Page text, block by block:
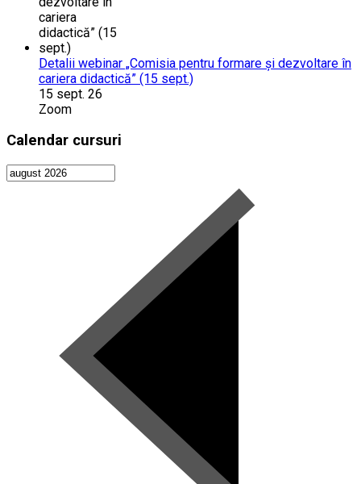
Detalii webinar „Comisia pentru formare și dezvoltare în
cariera didactică” (15 sept.)
15 sept. 26
Zoom
Calendar cursuri